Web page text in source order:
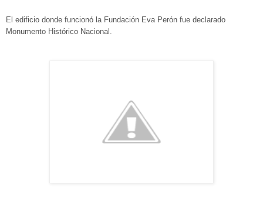
El edificio donde funcionó la Fundación Eva Perón fue declarado
Monumento Histórico Nacional.